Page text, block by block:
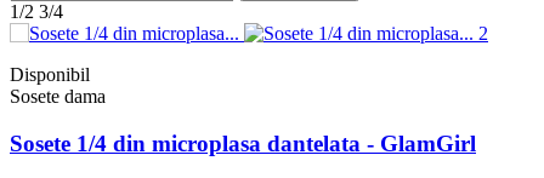
1/2 3/4
Disponibil
Sosete dama
Sosete 1/4 din microplasa dantelata - GlamGirl